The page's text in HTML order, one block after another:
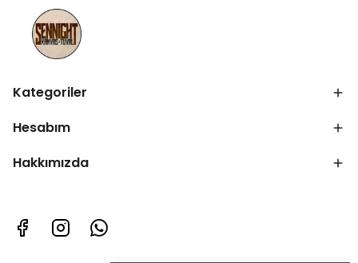
Kategoriler
Hesabım
Hakkımızda